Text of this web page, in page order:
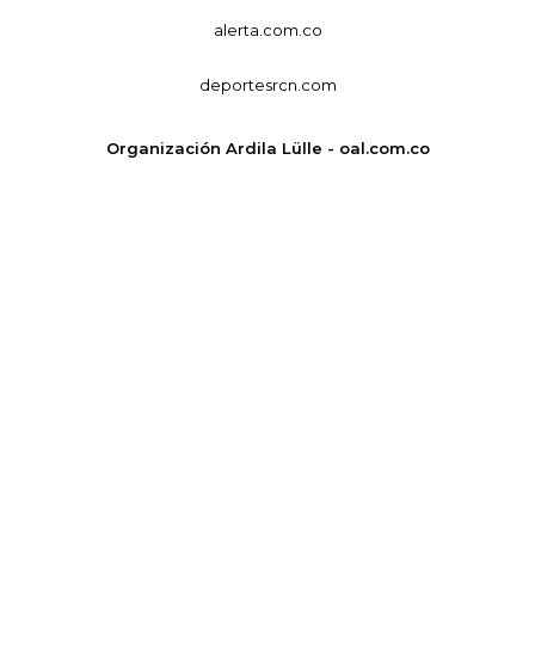
alerta.com.co
deportesrcn.com
Organización Ardila Lülle - oal.com.co